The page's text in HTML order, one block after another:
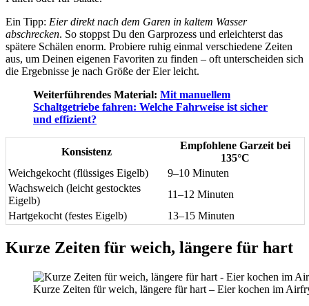
Ein Tipp: Eier direkt nach dem Garen in kaltem Wasser
abschrecken. So stoppst Du den Garprozess und erleichterst das
spätere Schälen enorm. Probiere ruhig einmal verschiedene Zeiten
aus, um Deinen eigenen Favoriten zu finden – oft unterscheiden sich
die Ergebnisse je nach Größe der Eier leicht.
Weiterführendes Material: Mit manuellem
Schaltgetriebe fahren: Welche Fahrweise ist sicher
und effizient?
Konsistenz
Empfohlene Garzeit bei
135°C
Weichgekocht (flüssiges Eigelb)
9–10 Minuten
Wachsweich (leicht gestocktes
Eigelb)
11–12 Minuten
Hartgekocht (festes Eigelb)
13–15 Minuten
Kurze Zeiten für weich, längere für hart
Kurze Zeiten für weich, längere für hart – Eier kochen im